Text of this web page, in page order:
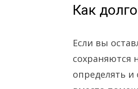
Как
Если вы
сохраняются
определять